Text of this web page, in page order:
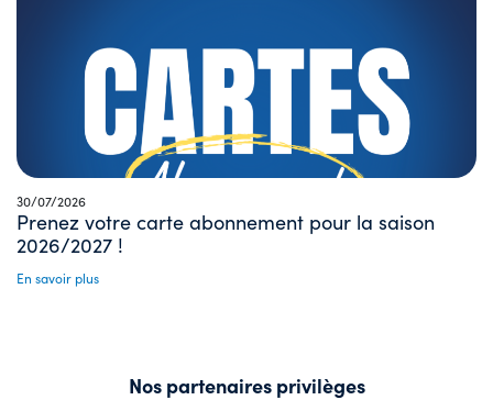
30/07/2026
Prenez votre carte abonnement pour la saison
2026/2027 !
En savoir plus
Nos partenaires privilèges